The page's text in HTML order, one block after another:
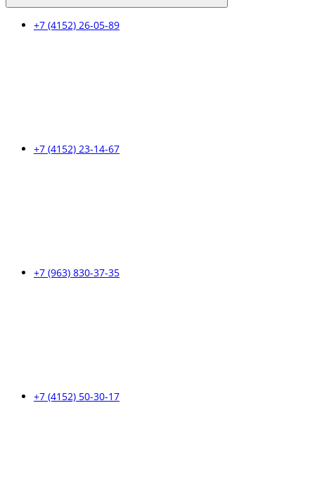
+7 (4152) 26-05-89
+7 (4152) 23-14-67
+7 (963) 830-37-35
+7 (4152) 50-30-17